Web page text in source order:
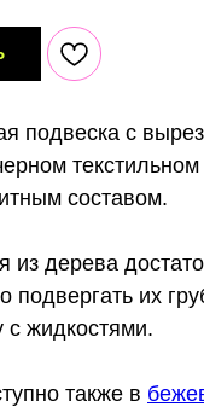
подвеска с
составом.
из дерева
подвергать их
с жидкостями.
также в